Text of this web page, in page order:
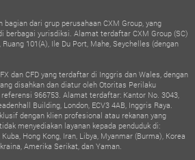
bagian dari grup perusahaan CXM Group, yang
yurisdiksi. Alamat terdaftar CXM Group (SC)
101(A), Ile Du Port, Mahe, Seychelles (dengan
dan CFD yang terdaftar di Inggris dan Wales, dengan
disahkan dan diatur oleh Otoritas Perilaku
966753. Alamat terdaftar: Kantor No. 3043,
Building, London, ECV3 4AB, Inggris Raya.
dengan klien profesional atau rekanan yang
menyediakan layanan kepada penduduk di:
Hong Kong, Iran, Libya, Myanmar (Burma), Korea
Amerika Serikat, dan Yaman.